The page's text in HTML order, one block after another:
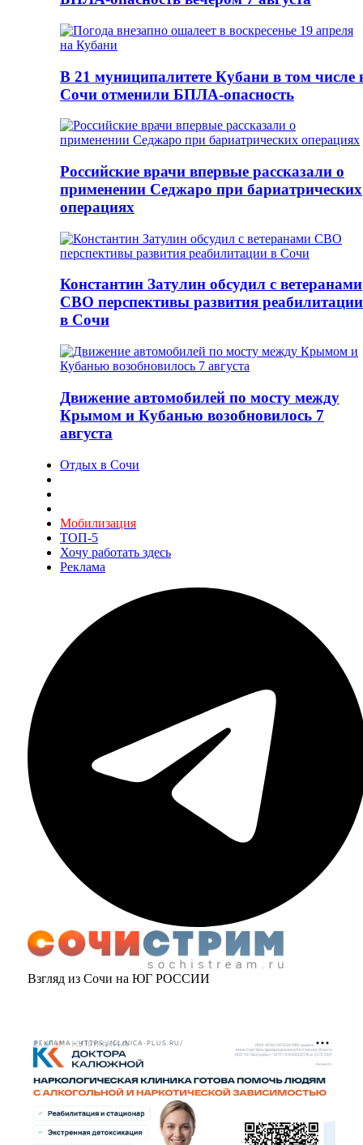
В 21 муниципалитете Кубани в том числе
Сочи отменили БПЛА-опасность
Российские врачи впервые рассказали о
применении Седжаро при бариатрических
операциях
Константин Затулин обсудил с ветеранами
СВО перспективы развития реабилитации
в Сочи
Движение автомобилей по мосту между
Крымом и Кубанью возобновилось 7
августа
Отдых в Сочи
Мобилизация
ТОП-5
Хочу работать здесь
Реклама
Взгляд из Сочи на ЮГ РОССИИ
РЕКЛАМА • HTTPS://CLINICA-PLUS.RU/